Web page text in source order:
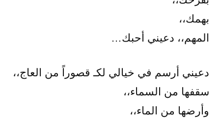
بهمك،،
المهم،، دعيني أحبك…
دعيني أرسم في خيالي لكـ قصوراً من العاج،،
سقفها من السماء،،
وأرضها من الماء،،